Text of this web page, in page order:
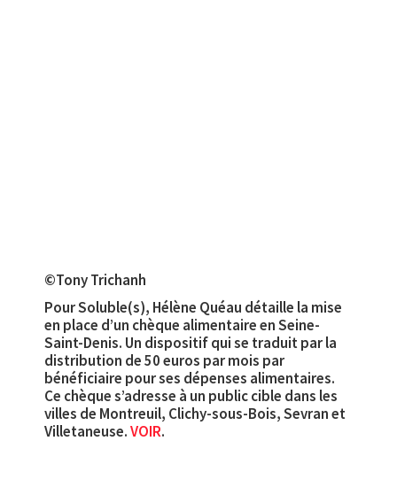
©Tony Trichanh
Pour Soluble(s), Hélène Quéau détaille la mise
en place d’un chèque alimentaire en Seine-
Saint-Denis. Un dispositif qui se traduit par la
distribution de 50 euros par mois par
bénéficiaire pour ses dépenses alimentaires.
Ce chèque s’adresse à un public cible dans les
villes de Montreuil, Clichy-sous-Bois, Sevran et
Villetaneuse.VOIR.